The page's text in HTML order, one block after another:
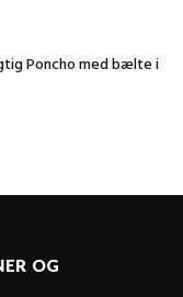
Poncho med bælte i
OG